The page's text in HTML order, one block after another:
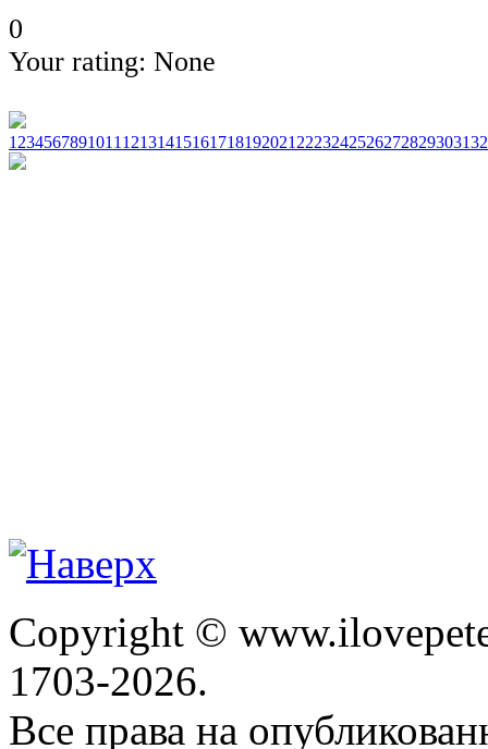
0
Your rating: None
1 234567891011 12131415161718192021 2223242526272829303132
Copyright ©
1703-2026.
Все права на